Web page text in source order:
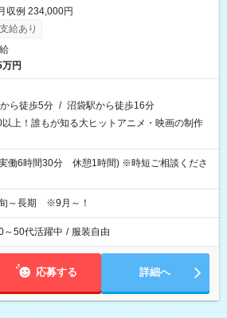
例 234,000円
給あり
円
ら徒歩5分 / 沼袋駅から徒歩16分
上！誰もが知る大ヒットアニメ・映画の制作
働6時間30分 休憩1時間) ※時短ご相談くださ
～長期 ※9月～！
～50代活躍中 / 服装自由
応募する 詳細へ